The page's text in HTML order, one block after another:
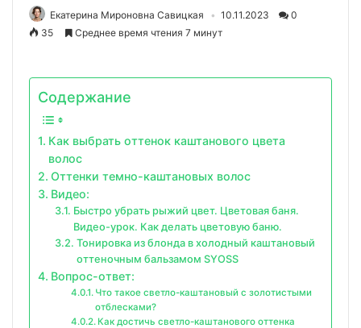
Екатерина Мироновна Савицкая 10.11.2023
0
35
Среднее время чтения 7 минут
Содержание
Как выбрать оттенок каштанового цвета
волос
Оттенки темно-каштановых волос
Видео:
Быстро убрать рыжий цвет. Цветовая баня.
Видео-урок. Как делать цветовую баню.
Тонировка из блонда в холодный каштановый
оттеночным бальзамом SYOSS
Вопрос-ответ:
Что такое светло-каштановый с золотистыми
отблесками?
Как достичь светло-каштанового оттенка